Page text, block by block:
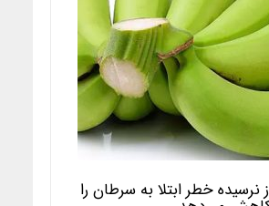
خطر ابتلا به سرطان را